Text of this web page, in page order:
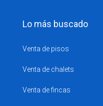
Lo más buscado
Venta de pisos
Venta de chalets
Venta de fincas